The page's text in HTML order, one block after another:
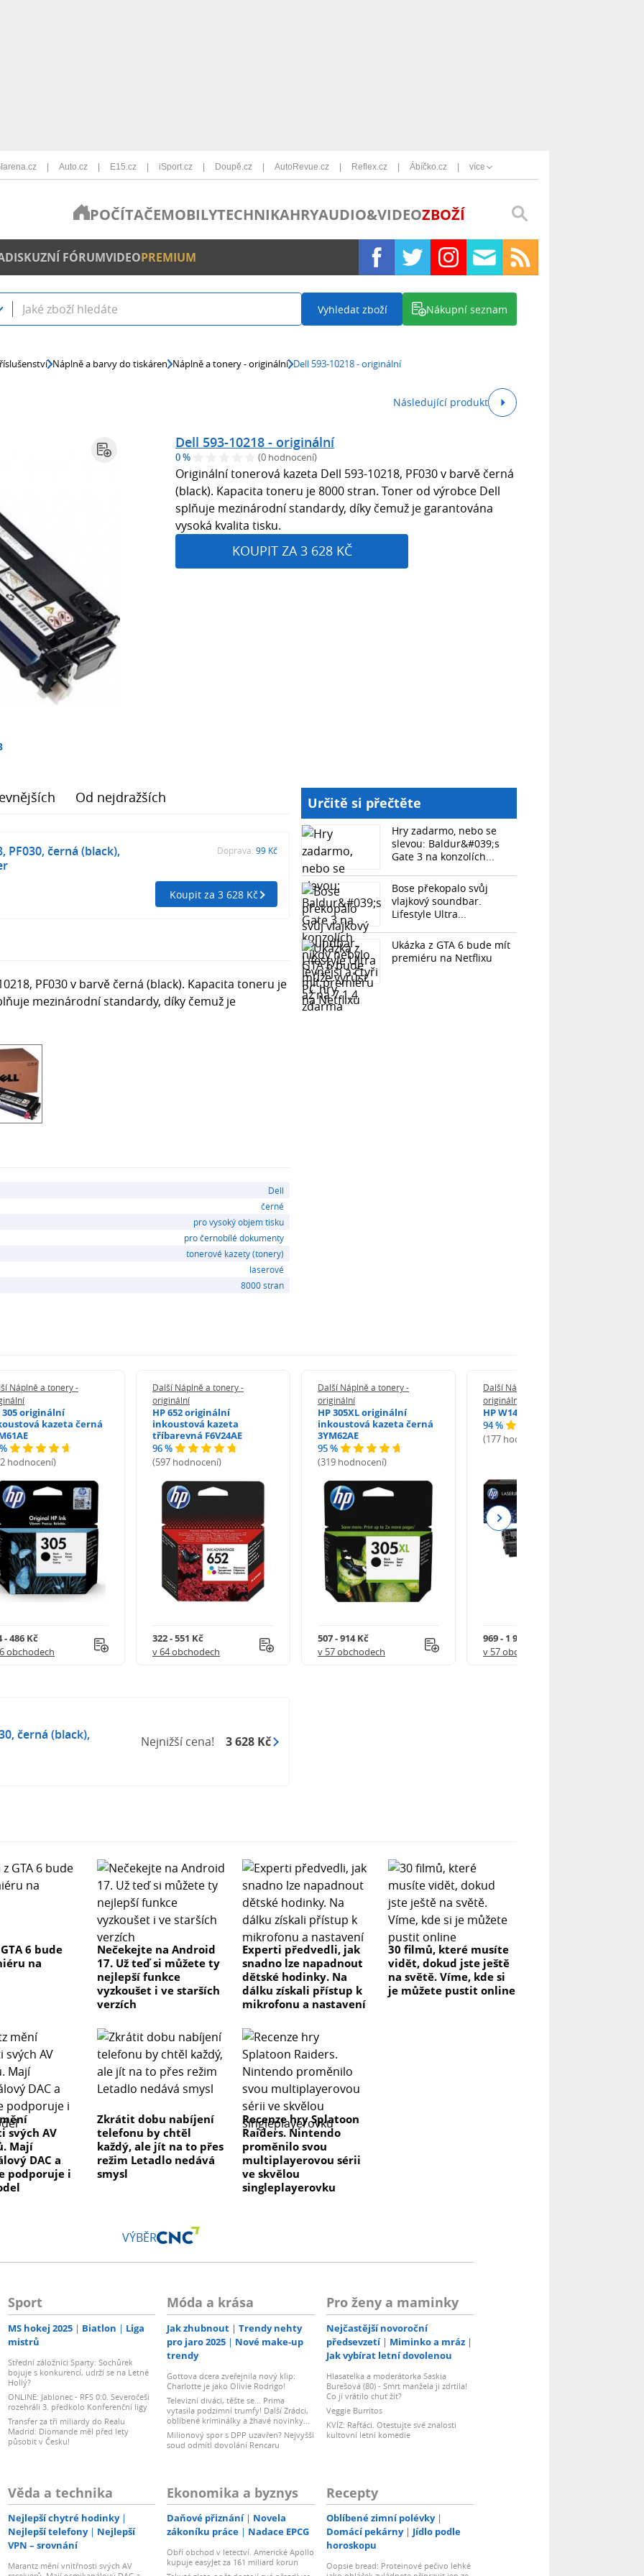
Auto.cz E15.cz iSport.cz Doupě.cz AutoRevue.cz Reflex.cz Ábíčko.cz více
POČÍTAČEMOBILYTECHNIKAHRYAUDIO&VIDEOZBOŽÍ
DISKUZNÍ FÓRUMVIDEOPREMIUM
Vyhledat zboží Nákupní seznam
Náplně a barvy do tiskáren Náplně a tonery - originální Dell 593-10218 - originální
Následující produkt
Dell 593-10218 - originální
0 % (0 hodnocení)
Originální tonerová kazeta Dell 593-10218, PF030 v barvě černá
(black). Kapacita toneru je 8000 stran. Toner od výrobce Dell
splňuje mezinárodní standardy, díky čemuž je garantována
vysoká kvalita tisku.
KOUPIT ZA 3 628 KČ
Od nejdražších
PF030, černá (black),
Doprava: 99 Kč
Koupit za 3 628 Kč
PF030 v barvě černá (black). Kapacita toneru je
mezinárodní standardy, díky čemuž je
Dell
černé
pro vysoký objem tisku
pro černobílé dokumenty
tonerové kazety (tonery)
laserové
8000 stran
Určitě si přečtěte
Hry zadarmo, nebo se
slevou: Baldur&#039;s
Gate 3 na konzolích...
Bose překopalo svůj
vlajkový soundbar.
Lifestyle Ultra...
Ukázka z GTA 6 bude mít
premiéru na Netflixu
Náplně a tonery -
305 originální
kazeta černá
hodnocení)
- 486 Kč
obchodech
Další Náplně a tonery -
originální
HP 652 originální
inkoustová kazeta
tříbarevná F6V24AE
96 %
(597 hodnocení)
322 - 551 Kč
v 64 obchodech
Další Náplně a tonery -
originální
HP 305XL originální
inkoustová kazeta černá
3YM62AE
95 %
(319 hodnocení)
507 - 914 Kč
v 57 obchodech
Další Náplně a tonery -
originální
HP W1420A - originální
94 %
(177 hodnocení)
969 - 1 918 Kč
v 57 obchodech
Next
černá (black),
Nejnižší cena! 3 628 Kč
6 bude
na
Nečekejte na Android
17. Už teď si můžete ty
nejlepší funkce
vyzkoušet i ve starších
verzích
Experti předvedli, jak
snadno lze napadnout
dětské hodinky. Na
dálku získali přístup k
mikrofonu a nastavení
30 filmů, které musíte
vidět, dokud jste ještě
na světě. Víme, kde si
je můžete pustit online
svých AV
Mají
DAC a
podporuje i
Zkrátit dobu nabíjení
telefonu by chtěl
každý, ale jít na to přes
režim Letadlo nedává
smysl
Recenze hry Splatoon
Raiders. Nintendo
proměnilo svou
multiplayerovou sérii
ve skvělou
singleplayerovku
VÝBĚR
Sport
MS hokej 2025 Biatlon
Liga
mistrů
Střední záložníci Sparty: Sochůrek
bojuje s konkurencí, udrží se na Letné
Hollý?
ONLINE: Jablonec - RFS 0:0. Severočeši
rozehráli 3. předkolo Konferenční ligy
Transfer za tři miliardy do Realu
Madrid: Diomande měl před lety
působit v Česku!
Móda a krása
Jak zhubnout
Trendy nehty
pro jaro 2025
Nové make-up
trendy
Gottova dcera zveřejnila nový klip:
Charlotte je jako Olivie Rodrigo!
Televizní diváci, těšte se... Prima
vytasila podzimní trumfy! Další Zrádci,
oblíbené kriminálky a žhavé novinky...
Milionový spor s DPP uzavřen? Nejvyšší
soud odmítl dovolání Rencaru
Pro ženy a maminky
Nejčastější novoroční
předsevzetí
Miminko a mráz
Jak vybírat letní dovolenou
Hlasatelka a moderátorka Saskia
Burešová (80) - Smrt manžela ji zdrtila!
Co jí vrátilo chuť žít?
Veggie Burritos
KVÍZ: Rafťáci. Otestujte své znalosti
kultovní letní komedie
Věda a technika
Nejlepší chytré hodinky
Nejlepší telefony
Nejlepší
VPN – srovnání
Marantz mění vnitřnosti svých AV
Ekonomika a byznys
Daňové přiznání
Novela
zákoníku práce
Nadace EPCG
Obří obchod v letectví. Americké Apollo
kupuje easyJet za 161 miliard korun
Recepty
Oblíbené zimní polévky
Domácí pekárny
Jídlo podle
horoskopu
Oopsie bread: Proteinové pečivo lehké